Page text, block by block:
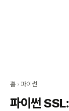
홈 › 파이썬
파이썬 SSL: